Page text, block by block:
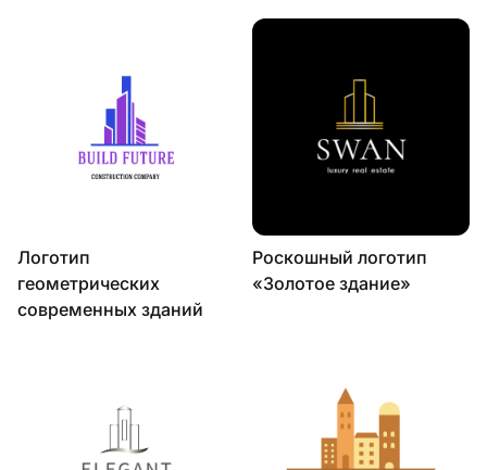
Логотип
геометрических
современных зданий
Роскошный логотип
«Золотое здание»